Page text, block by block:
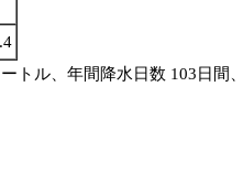
ル、年間降水日数 103日間